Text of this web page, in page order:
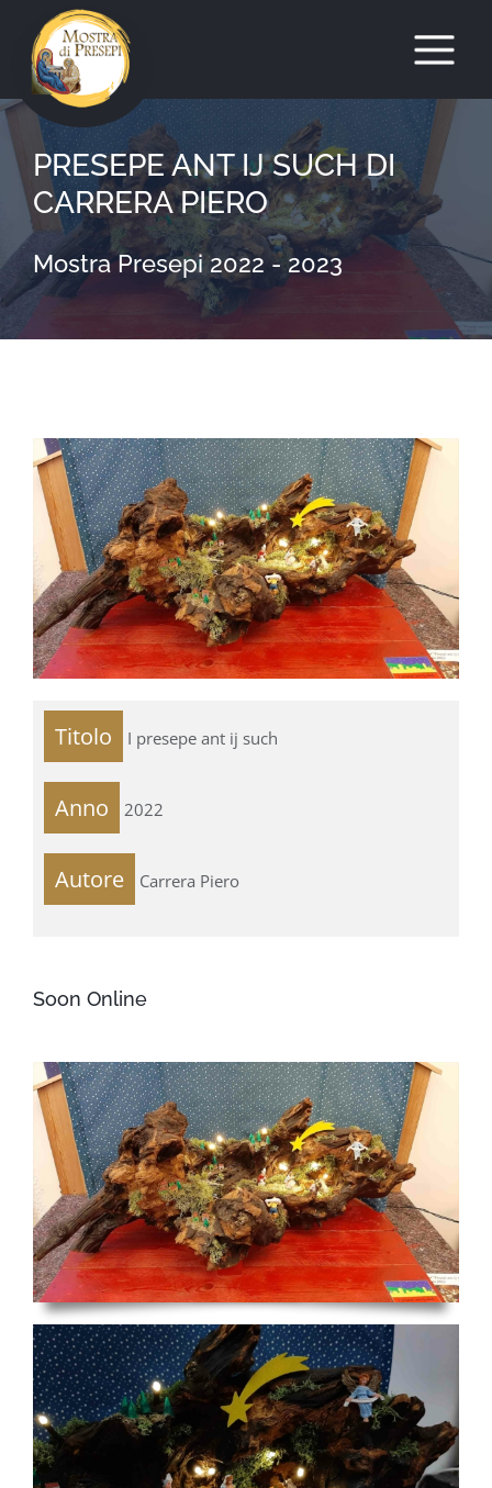
Salta
contenuto
PRESEPE ANT IJ SUCH DI
CARRERA PIERO
Mostra Presepi 2022 - 2023
Titolo I presepe ant ij such
Anno 2022
Autore Carrera Piero
Soon Online